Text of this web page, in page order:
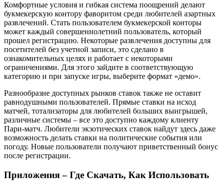
Комфортные условия и гибкая система поощрений делают
букмекерскую контору фаворитом среди любителей азартных
развлечений. Стать пользователем букмекерской конторы
может каждый совершеннолетний пользователь, который
прошел регистрацию. Некоторые развлечения доступны для
посетителей без учетной записи, это сделано в
ознакомительных целях и работает с некоторыми
ограничениями. Для этого зайдите в соответствующую
категорию и при запуске игры, выберите формат «демо».
Разнообразие доступных рынков ставок также не оставит
равнодушными пользователей. Прямые ставки на исход
матчей, тотализаторы для любителей больших выигрышей,
различные системы – все это доступно каждому клиенту
Пари-матч. Любители экзотических ставок найдут здесь даже
возможность делать ставки на политические события или
погоду. Новые пользователи получают приветственный бонус
после регистрации.
Приложения – Где Скачать, Как Использовать